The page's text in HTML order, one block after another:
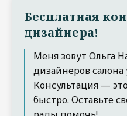
Бесплатная
дизайнера!
Меня зовут Ольга
дизайнеров салона
Консультация —
быстро. Оставьте